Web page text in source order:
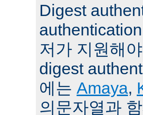
Digest
저가 지원해
digest
에는 Amaya,
의문자열과